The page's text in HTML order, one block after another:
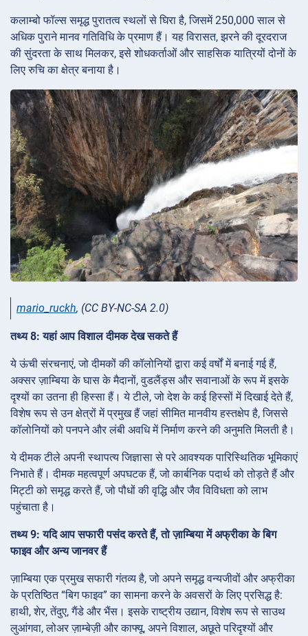
कलाम्बो फॉल्स समृद्ध पुरातत्व स्थलों से घिरा है, जिसमें 250,000 साल से
अधिक पुराने मानव गतिविधि के प्रमाण हैं। यह विरासत, झरने की दूरदराज
की सुंदरता के साथ मिलकर, इसे शोधकर्ताओं और साहसिक यात्रियों दोनों के
लिए रुचि का क्षेत्र बनाया है।
mario_ruckh, (CC BY-NC-SA 2.0)
तथ्य 8: यहां आप विशाल दीमक देख सकते हैं
ये ऊंची संरचनाएं, जो दीमकों की कॉलोनियों द्वारा कई वर्षों में बनाई गई हैं,
अक्सर ज़ाम्बिया के घास के मैदानों, वुडलैंड्स और सवानाओं के रूप में इसके
दृश्यों का उतना ही हिस्सा हैं। ये टीले, जो देश के कई हिस्सों में दिखाई देते हैं,
विशेष रूप से उन क्षेत्रों में प्रमुख हैं जहां सीमित मानवीय हस्तक्षेप है, जिससे
कॉलोनियों को पनपने और लंबी अवधि में निर्माण करने की अनुमति मिलती है।
ये दीमक टीले अपनी स्थापत्य जिज्ञासा से परे आवश्यक पारिस्थितिक भूमिकाएं
निभाते हैं। दीमक महत्वपूर्ण अपघटक हैं, जो कार्बनिक पदार्थ को तोड़ते हैं और
मिट्टी को समृद्ध करते हैं, जो पौधों की वृद्धि और जैव विविधता को लाभ
पहुंचाता है।
तथ्य 9: यदि आप सफारी पसंद करते हैं, तो ज़ाम्बिया में अफ्रीका के बिग
फाइव और अन्य जानवर हैं
ज़ाम्बिया एक प्रमुख सफारी गंतव्य है, जो अपने समृद्ध वन्यजीवों और अफ्रीका
के प्रतिष्ठित “बिग फाइव” का सामना करने के अवसरों के लिए प्रसिद्ध है:
हाथी, शेर, तेंदुए, गैंडे और भैंस। इसके राष्ट्रीय उद्यान, विशेष रूप से साउथ
लुआंगवा, लोअर ज़ाम्बेज़ी और काफ्यू, अपने विशाल, अछूते परिदृश्यों और